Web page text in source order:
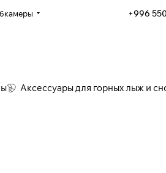
+996
Аксессуары для горных лыж и